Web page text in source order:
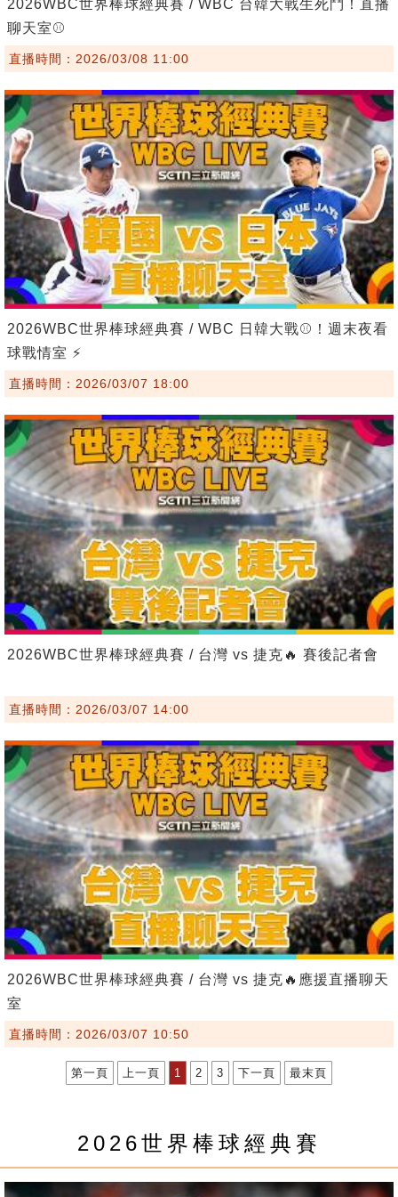
2026WBC世界棒球經典賽 / WBC 台韓大戰生死鬥！直播
聊天室⚾️
直播時間：2026/03/08 11:00
2026WBC世界棒球經典賽 / WBC 日韓大戰⚾！週末夜看
球戰情室 ⚡
直播時間：2026/03/07 18:00
2026WBC世界棒球經典賽 / 台灣 vs 捷克🔥 賽後記者會
直播時間：2026/03/07 14:00
2026WBC世界棒球經典賽 / 台灣 vs 捷克🔥應援直播聊天
室
直播時間：2026/03/07 10:50
第一頁 上一頁 1 2 3 下一頁 最末頁
2026世界棒球經典賽